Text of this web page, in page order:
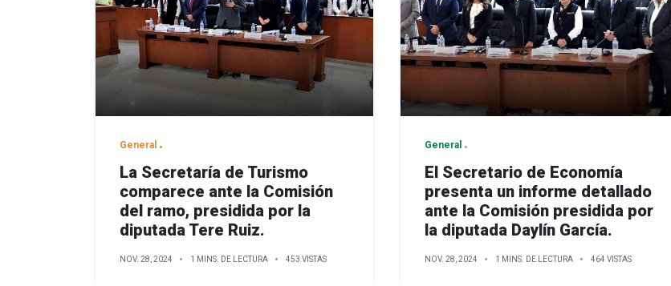
General
La Secretaría de Turismo
comparece ante la Comisión
del ramo, presidida por la
diputada Tere Ruiz.
NOV. 28, 2024 1 MINS. DE LECTURA 453 VISTAS
General
El Secretario de Economía
presenta un informe detallado
ante la Comisión presidida por
la diputada Daylín García.
NOV. 28, 2024 1 MINS. DE LECTURA 464 VISTAS